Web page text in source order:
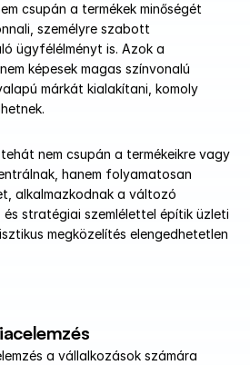
csupán a termékek minőségét
személyre szabott
ügyfélélményt is. Azok a
képesek magas színvonalú
márkát kialakítani, komoly
nem csupán a termékeikre vagy
hanem folyamatosan
alkalmazkodnak a változó
stratégiai szemlélettel építik üzleti
megközelítés elengedhetetlen
a vállalkozások számára